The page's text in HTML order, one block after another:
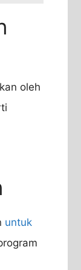
oleh
untuk